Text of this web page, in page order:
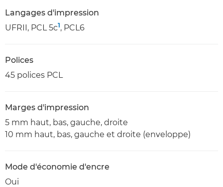
Langages d'impression
UFRII, PCL 5c1, PCL6
Polices
45 polices PCL
Marges d'impression
5 mm haut, bas, gauche, droite
10 mm haut, bas, gauche et droite (enveloppe)
Mode d'économie d'encre
Oui